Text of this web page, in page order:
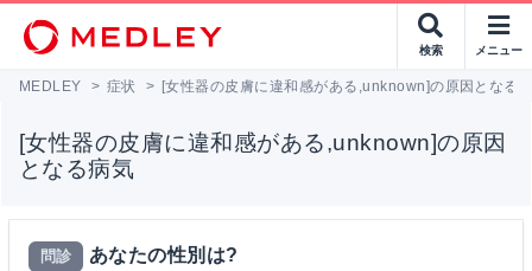
検索 メニュー
MEDLEY > 症状 > [女性器の皮膚に違和感がある,unknown]の原因となる
[女性器の皮膚に違和感がある,unknown]の原因
となる病気
問診 あなたの性別は?